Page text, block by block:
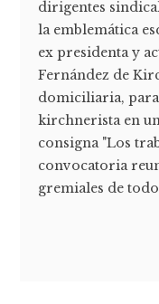
dirigentes
la emblemática
ex presidenta y
Fernández de
domiciliaria,
kirchnerista en
consigna "Los
convocatoria
gremiales de